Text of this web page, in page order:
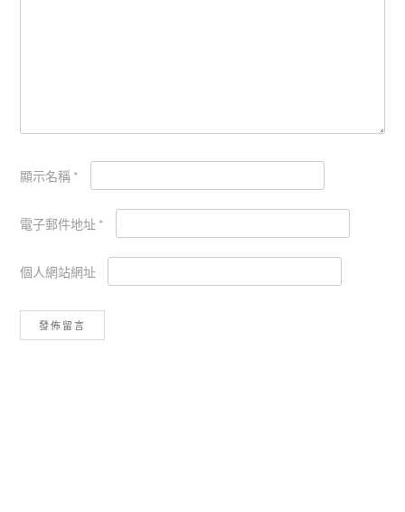
顯示名稱 *
電子郵件地址 *
個人網站網址